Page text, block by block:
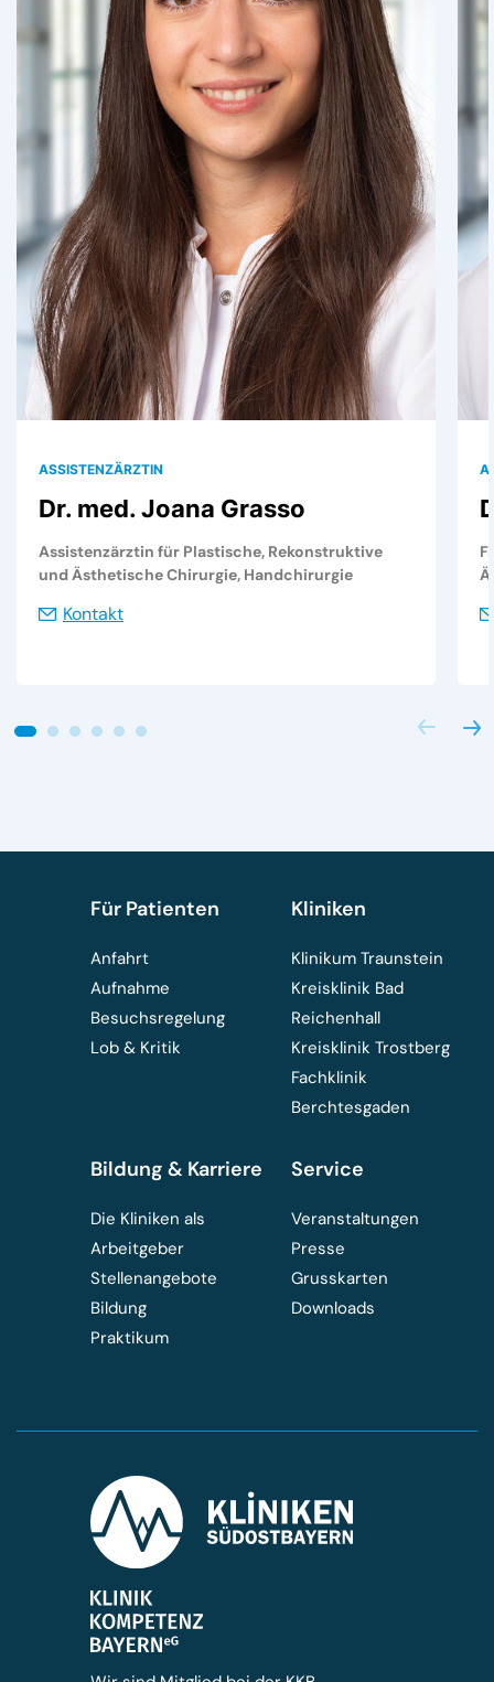
ASSISTENZÄRZTIN
Dr. med. Joana Grasso
Assistenzärztin für Plastische, Rekonstruktive
und Ästhetische Chirurgie, Handchirurgie
Kontakt
Für Patienten
Anfahrt
Aufnahme
Besuchsregelung
Lob & Kritik
Kliniken
Klinikum Traunstein
Kreisklinik Bad
Reichenhall
Kreisklinik Trostberg
Fachklinik
Berchtesgaden
Bildung & Karriere
Die Kliniken als
Arbeitgeber
Stellenangebote
Bildung
Praktikum
Service
Veranstaltungen
Presse
Grusskarten
Downloads